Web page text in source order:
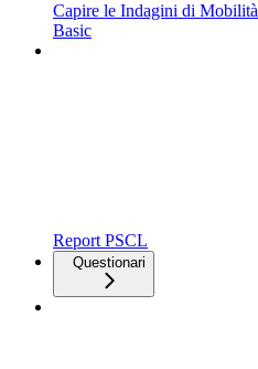
Capire le Indagini di Mobilità
Basic
Report PSCL
Questionari